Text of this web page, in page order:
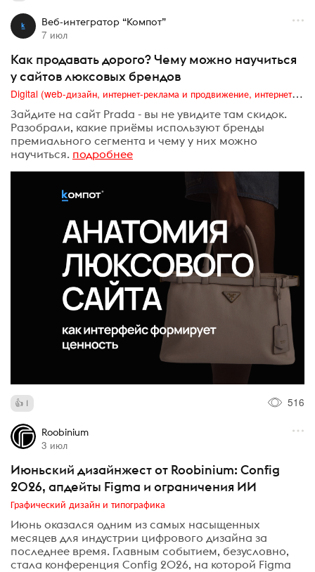
Веб-интегратор “Компот”
7 июл
Как продавать дорого? Чему можно научиться
у сайтов люксовых брендов
Digital (web-дизайн, интернет-реклама и продвижение, интернет-сообщества и блоги, интернет-коммуникации, мобильный маркетинг, реклама на цифровых экранах)
Зайдите на сайт Prada - вы не увидите там скидок.
Разобрали, какие приёмы используют бренды
премиального сегмента и чему у них можно
научиться. подробнее
1 516
Roobinium
3 июл
Июньский дизайнжест от Roobinium: Config
2026, апдейты Figma и ограничения ИИ
Графический дизайн и типографика
Июнь оказался одним из самых насыщенных
месяцев для индустрии цифрового дизайна за
последнее время. Главным событием, безусловно,
стала конференция Config 2026, на которой Figma